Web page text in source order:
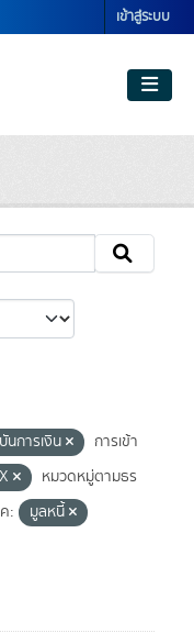
เข้าสู่ระบบ
นการเงิน
การเข้า
หมวดหมู่ตามธร
:
มูลหนี้